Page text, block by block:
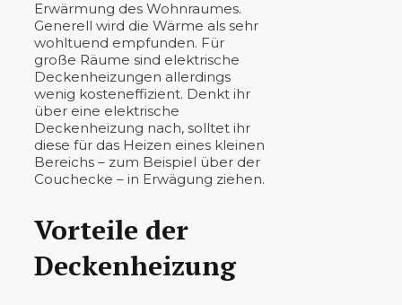
Erwärmung des Wohnraumes.
Generell wird die Wärme als sehr
wohltuend empfunden. Für
große Räume sind elektrische
Deckenheizungen allerdings
wenig kosteneffizient. Denkt ihr
über eine elektrische
Deckenheizung nach, solltet ihr
diese für das Heizen eines kleinen
Bereichs – zum Beispiel über der
Couchecke – in Erwägung ziehen.
Vorteile der
Deckenheizung